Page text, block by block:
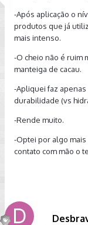
https://
(tipo de praia):
811620780-
de-carro-_JM
Meu carro é
bemvindos.
-Após aplicação o
produtos que já
mais intenso.
-O cheio não é ruim
manteiga de cacau.
-Apliquei faz
durabilidade (vs
-Rende muito.
-Optei por algo
contato com mão o